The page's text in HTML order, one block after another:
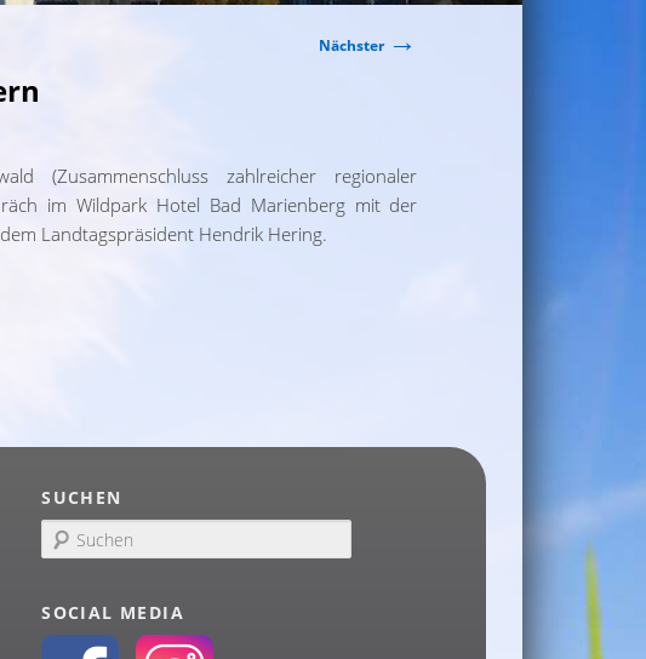
Nächster →
(Zusammenschluss zahlreicher regionaler
im Wildpark Hotel Bad Marienberg mit der
Landtagspräsident Hendrik Hering.
SUCHEN
u
e
n
SOCIAL MEDIA